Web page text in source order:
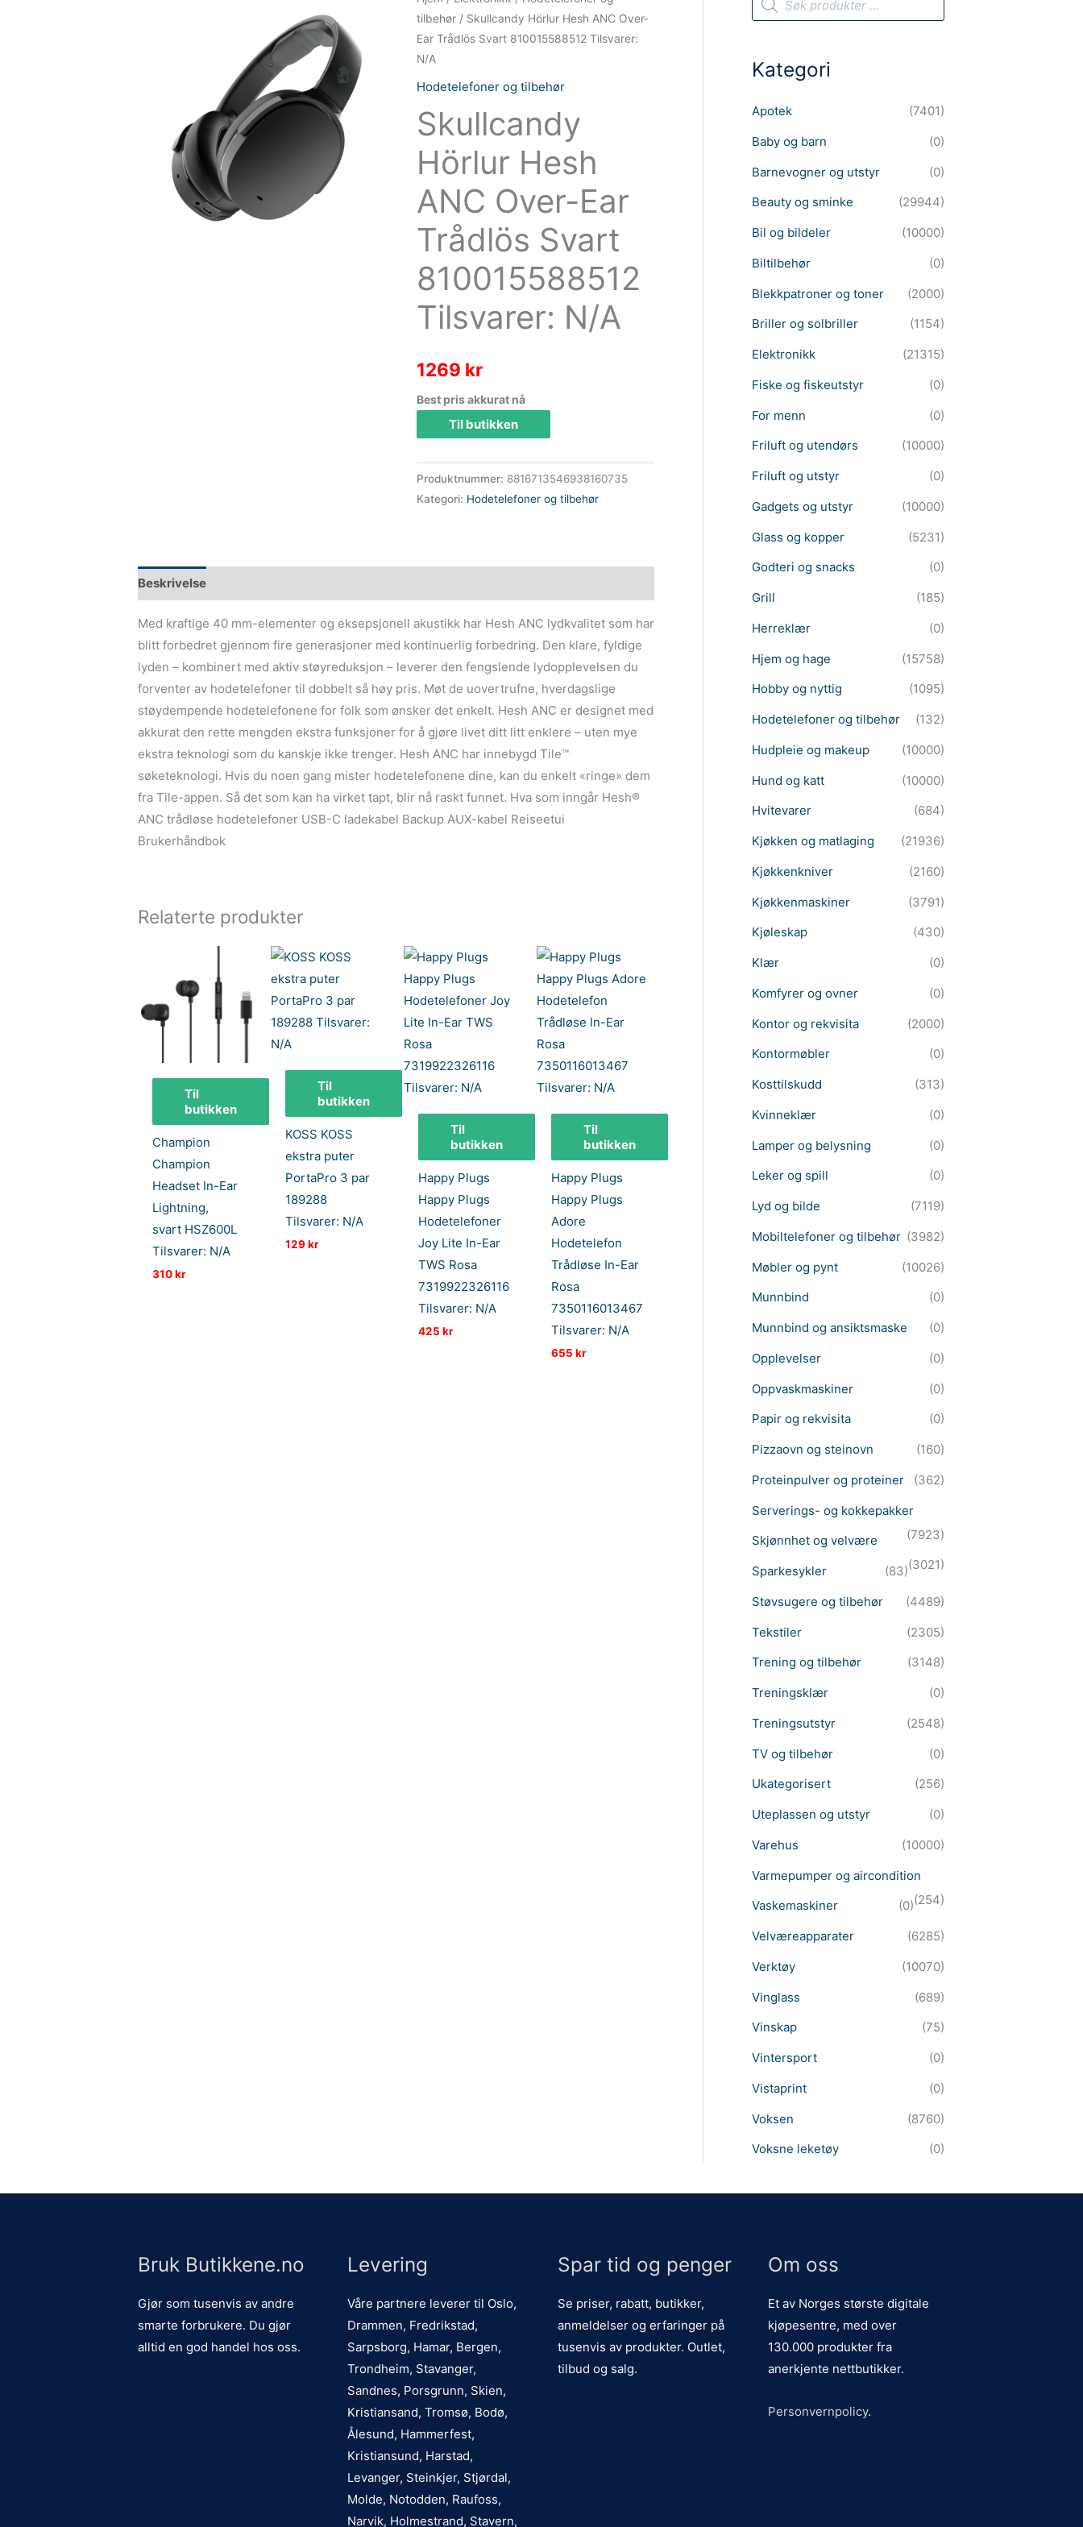
tilbehør/ Skullcandy Hörlur Hesh ANC Over-
Ear Trådlös Svart 810015588512 Tilsvarer:
N/A
Hodetelefoner og tilbehør
Skullcandy
Hörlur Hesh
ANC Over-Ear
Trådlös Svart
810015588512
Tilsvarer: N/A
1269 kr
Best pris akkurat nå
Til butikken
Produktnummer: 8816713546938160735
Kategori: Hodetelefoner og tilbehør
Beskrivelse
Med kraftige 40 mm-elementer og eksepsjonell akustikk har Hesh ANC lydkvalitet som har
blitt forbedret gjennom fire generasjoner med kontinuerlig forbedring. Den klare, fyldige
lyden – kombinert med aktiv støyreduksjon – leverer den fengslende lydopplevelsen du
forventer av hodetelefoner til dobbelt så høy pris. Møt de uovertrufne, hverdagslige
støydempende hodetelefonene for folk som ønsker det enkelt. Hesh ANC er designet med
akkurat den rette mengden ekstra funksjoner for å gjøre livet ditt litt enklere – uten mye
ekstra teknologi som du kanskje ikke trenger. Hesh ANC har innebygd Tile™
søketeknologi. Hvis du noen gang mister hodetelefonene dine, kan du enkelt «ringe» dem
fra Tile-appen. Så det som kan ha virket tapt, blir nå raskt funnet. Hva som inngår Hesh®
ANC trådløse hodetelefoner USB-C ladekabel Backup AUX-kabel Reiseetui
Brukerhåndbok
Relaterte produkter
Til
butikken
Champion
Champion
Headset In-Ear
Lightning,
svart HSZ600L
Tilsvarer: N/A
310kr
Til
butikken
KOSS KOSS
ekstra puter
PortaPro 3 par
189288
Tilsvarer: N/A
129kr
Til
butikken
Happy Plugs
Happy Plugs
Hodetelefoner
Joy Lite In-Ear
TWS Rosa
7319922326116
Tilsvarer: N/A
425kr
Til
butikken
Happy Plugs
Happy Plugs
Adore
Hodetelefon
Trådløse In-Ear
Rosa
7350116013467
Tilsvarer: N/A
655kr
o
t
s
e
a
c
h
Kategori
Apotek
(7401)
Baby og barn
(0)
Barnevogner og utstyr
(0)
Beauty og sminke
(29944)
Bil og bildeler
(10000)
Biltilbehør
(0)
Blekkpatroner og toner
(2000)
Briller og solbriller
(1154)
Elektronikk
(21315)
Fiske og fiskeutstyr
(0)
For menn
(0)
Friluft og utendørs
(10000)
Friluft og utstyr
(0)
Gadgets og utstyr
(10000)
Glass og kopper
(5231)
Godteri og snacks
(0)
Grill
(185)
Herreklær
(0)
Hjem og hage
(15758)
Hobby og nyttig
(1095)
Hodetelefoner og tilbehør
(132)
Hudpleie og makeup
(10000)
Hund og katt
(10000)
Hvitevarer
(684)
Kjøkken og matlaging
(21936)
Kjøkkenkniver
(2160)
Kjøkkenmaskiner
(3791)
Kjøleskap
(430)
Klær
(0)
Komfyrer og ovner
(0)
Kontor og rekvisita
(2000)
Kontormøbler
(0)
Kosttilskudd
(313)
Kvinneklær
(0)
Lamper og belysning
(0)
Leker og spill
(0)
Lyd og bilde
(7119)
Mobiltelefoner og tilbehør (3982)
Møbler og pynt
(10026)
Munnbind
(0)
Munnbind og ansiktsmaske
(0)
Opplevelser
(0)
Oppvaskmaskiner
(0)
Papir og rekvisita
(0)
Pizzaovn og steinovn
(160)
Proteinpulver og proteiner
(362)
Serverings- og kokkepakker
(7923)
Skjønnhet og velvære
(3021)
Sparkesykler
(83)
Støvsugere og tilbehør
(4489)
Tekstiler
(2305)
Trening og tilbehør
(3148)
Treningsklær
(0)
Treningsutstyr
(2548)
TV og tilbehør
(0)
Ukategorisert
(256)
Uteplassen og utstyr
(0)
Varehus
(10000)
Varmepumper og aircondition
(254)
Vaskemaskiner
(0)
Velværeapparater
(6285)
Verktøy
(10070)
Vinglass
(689)
Vinskap
(75)
Vintersport
(0)
Vistaprint
(0)
Voksen
(8760)
Voksne leketøy
(0)
Bruk Butikkene.no
Gjør som tusenvis av andre
smarte forbrukere. Du gjør
alltid en god handel hos oss.
Levering
Våre partnere leverer til Oslo,
Drammen, Fredrikstad,
Sarpsborg, Hamar, Bergen,
Trondheim, Stavanger,
Sandnes, Porsgrunn, Skien,
Kristiansand, Tromsø, Bodø,
Ålesund, Hammerfest,
Kristiansund, Harstad,
Levanger, Steinkjer, Stjørdal,
Molde, Notodden, Raufoss,
Narvik, Holmestrand, Stavern,
Spar tid og penger
Se priser, rabatt, butikker,
anmeldelser og erfaringer på
tusenvis av produkter. Outlet,
tilbud og salg.
Om oss
Et av Norges største digitale
kjøpesentre, med over
130.000 produkter fra
anerkjente nettbutikker.
Personvernpolicy.